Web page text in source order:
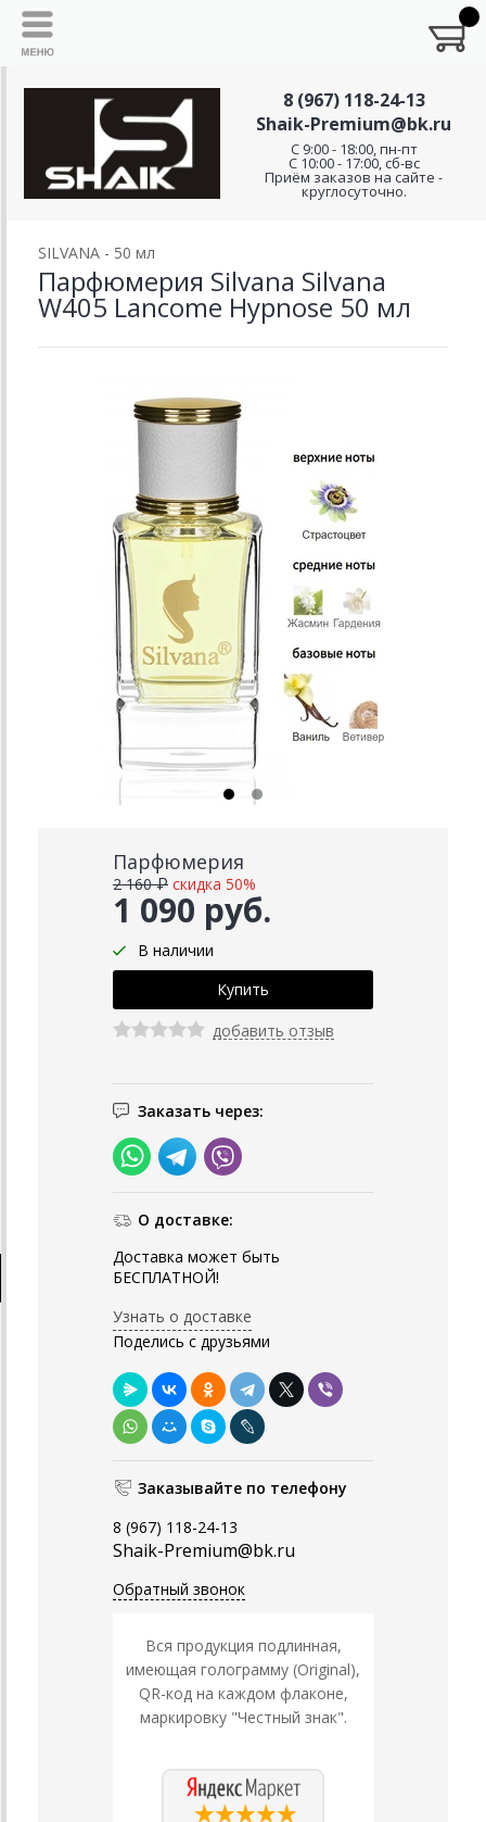
8 (967) 118-24-13
Shaik-Premium@bk.ru
C 9:00 - 18:00, пн-пт
С 10:00 - 17:00, сб-вс
Приём заказов на сайте -
круглосуточно.
SILVANA - 50 мл
Парфюмерия Silvana Silvana
W405 Lancome Hypnose 50 мл
Парфюмерия
1 090 руб.
2 160 ₽ скидка 50%
В наличии
добавить отзыв
Заказать через:
О доставке:
Доставка может быть
БЕСПЛАТНОЙ!
Узнать о доставке
Поделись с друзьями
Заказывайте по телефону
8 (967) 118-24-13
Shaik-Premium@bk.ru
Обратный звонок
Вся продукция подлинная,
имеющая голограмму (Original),
QR-код на каждом флаконе,
маркировку "Честный знак".